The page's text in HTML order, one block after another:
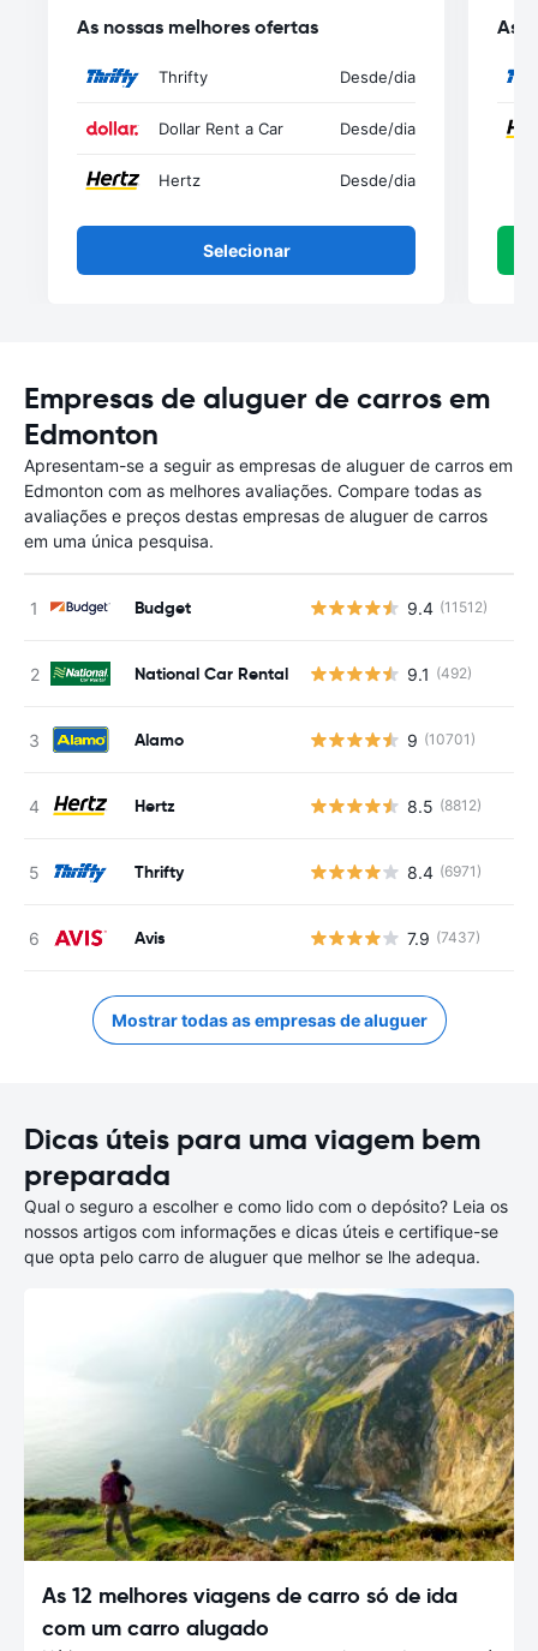
As nossas melhores ofertas
Thrifty Desde/dia
Dollar Rent a Car Desde/dia
Hertz Desde/dia
Selecionar
As
Empresas de aluguer de carros em
Edmonton
Apresentam-se a seguir as empresas de aluguer de carros em
Edmonton com as melhores avaliações. Compare todas as
avaliações e preços destas empresas de aluguer de carros
em uma única pesquisa.
Budget 9.4 (11512)
National Car Rental 9.1 (492)
Alamo 9 (10701)
Hertz 8.5 (8812)
Thrifty 8.4 (6971)
Avis 7.9 (7437)
Mostrar todas as empresas de aluguer
Dicas úteis para uma viagem bem
preparada
Qual o seguro a escolher e como lido com o depósito? Leia os
nossos artigos com informações e dicas úteis e certifique-se
que opta pelo carro de aluguer que melhor se lhe adequa.
As 12 melhores viagens de carro só de ida
com um carro alugado